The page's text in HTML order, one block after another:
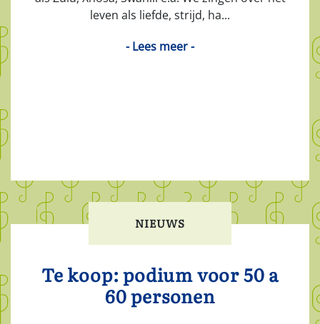
leven als liefde, strijd, ha...
- Lees meer -
NIEUWS
Te koop: podium voor 50 a
60 personen